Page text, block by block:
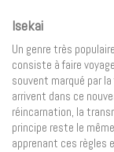
Isekai
Un genre très
consiste à faire
souvent marqué par
arrivent dans ce
réincarnation, la
principe reste le
apprenant ces règles